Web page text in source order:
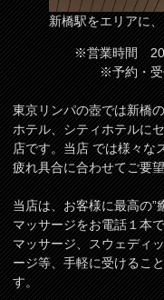
新橋駅をエリアに
※営業時間 20
※予約・
東京リンパの壺では新橋
ホテル、シティホテルに
店です。当店 では様々な
疲れ具合に合わせてご要
当店は、お客様に最高の”
マッサージをお電話１本
マッサージ、スウェディ
ージ等、手軽に受けるこ
す。